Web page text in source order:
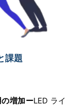
課題
の増加ーLED ライ